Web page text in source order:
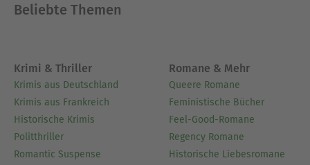
Beliebte Themen
Krimi & Thriller
Krimis aus Deutschland
Krimis aus Frankreich
Historische Krimis
Politthriller
Romantic Suspense
Romane & Mehr
Queere Romane
Feministische Bücher
Feel-Good-Romane
Regency Romane
Historische Liebesromane